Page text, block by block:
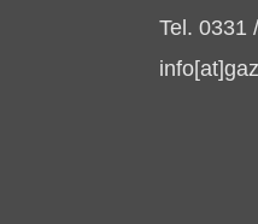
Tel. 0331